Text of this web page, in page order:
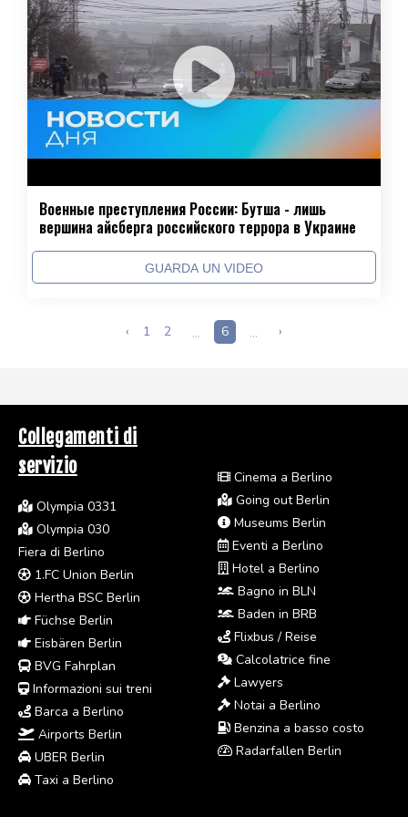
Военные преступления России: Бутша - лишь
вершина айсберга российского террора в Украине
GUARDA UN VIDEO
‹ 1 2 ... 6 ... ›
Collegamenti di
servizio
Olympia 0331
Olympia 030
Fiera di Berlino
1.FC Union Berlin
Hertha BSC Berlin
Füchse Berlin
Eisbären Berlin
BVG Fahrplan
Informazioni sui treni
Barca a Berlino
Airports Berlin
UBER Berlin
Taxi a Berlino
Cinema a Berlino
Going out Berlin
Museums Berlin
Eventi a Berlino
Hotel a Berlino
Bagno in BLN
Baden in BRB
Flixbus / Reise
Calcolatrice fine
Lawyers
Notai a Berlino
Benzina a basso costo
Radarfallen Berlin